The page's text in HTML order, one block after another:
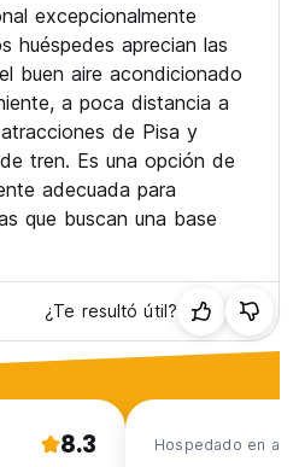
excepcionalmente
huéspedes aprecian las
buen aire acondicionado
a poca distancia a
de Pisa y
tren. Es una opción de
adecuada para
que buscan una base
¿Te resultó útil?
8.3 Hospedado en